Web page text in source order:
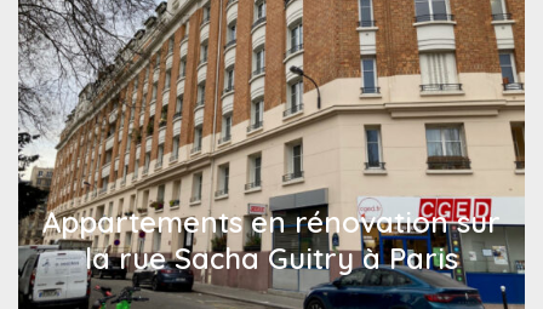
Appartements en rénovation sur
la rue Sacha Guitry à Paris